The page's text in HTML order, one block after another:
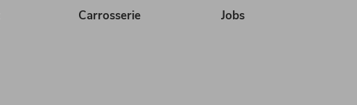
Carrosserie Jobs